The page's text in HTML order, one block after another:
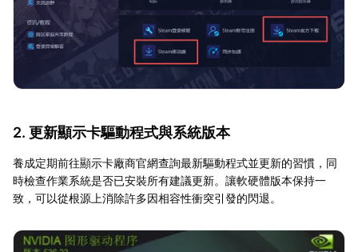
2. 更新顯示卡驅動程式與系統版本
養成定期前往顯示卡廠商官網查詢最新驅動程式並更新的習慣，同
時檢查作業系統是否已安裝所有建議更新。讓軟硬體版本保持一
致，可以從根源上消除許多因相容性衝突引發的閃退。